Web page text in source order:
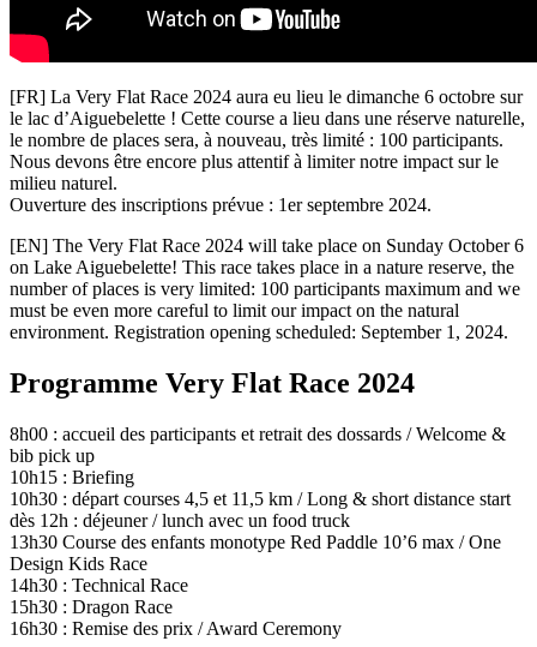
[FR] La Very Flat Race 2024 aura eu lieu le dimanche 6 octobre sur
le lac d’Aiguebelette ! Cette course a lieu dans une réserve naturelle,
le nombre de places sera, à nouveau, très limité : 100 participants.
Nous devons être encore plus attentif à limiter notre impact sur le
milieu naturel.
Ouverture des inscriptions prévue : 1er septembre 2024.
[EN] The Very Flat Race 2024 will take place on Sunday October 6
on Lake Aiguebelette! This race takes place in a nature reserve, the
number of places is very limited: 100 participants maximum and we
must be even more careful to limit our impact on the natural
environment. Registration opening scheduled: September 1, 2024.
Programme Very Flat Race 2024
8h00 : accueil des participants et retrait des dossards / Welcome &
bib pick up
10h15 : Briefing
10h30 : départ courses 4,5 et 11,5 km / Long & short distance start
dès 12h : déjeuner / lunch avec un food truck
13h30 Course des enfants monotype Red Paddle 10’6 max / One
Design Kids Race
14h30 : Technical Race
15h30 : Dragon Race
16h30 : Remise des prix / Award Ceremony